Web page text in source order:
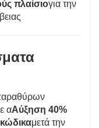
πλαίσιογια την
αΑύξηση 40%
μετά την